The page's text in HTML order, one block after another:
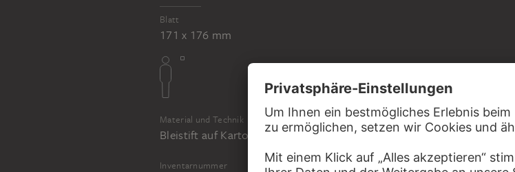
Blatt
171 x 176 mm
Material und Technik
Bleistift auf Karton
Inventarnummer